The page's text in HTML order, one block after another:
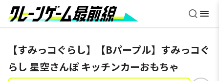
【すみっコぐらし】【Bパープル】すみっコぐ
らし 星空さんぽ キッチンカーおもちゃ